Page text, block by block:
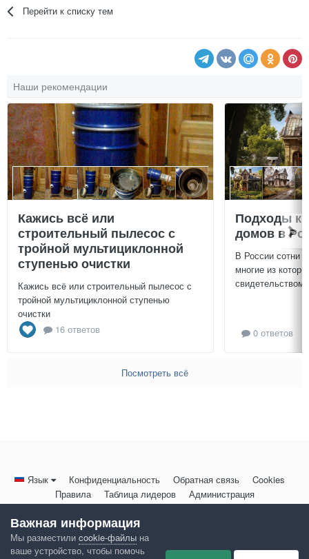
Перейти к списку тем
Наши рекомендации
Кажись всё или
строительный пылесос с
тройной мультициклонной
ступенью очистки
Кажись всё или строительный пылесос с
тройной мультициклонной ступенью
очистки
16 ответов
Подходы к
домов в
В России сотни
многие из
свидетельством
0 ответов
Посмотреть всё
Язык Конфиденциальность Обратная связь
Cookies
Правила
Таблица лидеров Администрация
Powered by Invision Community
Важная информация
Мы разместили cookie-файлы на
ваше устройство, чтобы помочь